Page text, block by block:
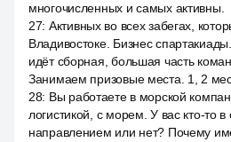
многочисленных и самых активны.
27: Активных во всех забегах,
Владивостоке. Бизнес
идёт сборная, большая часть
Занимаем призовые места. 1, 2
28: Вы работаете в морской
логистикой, с морем. У вас кто-то
направлением или нет? Почему